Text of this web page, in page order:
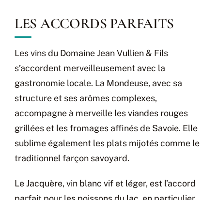
LES ACCORDS PARFAITS
Les vins du Domaine Jean Vullien & Fils
s’accordent merveilleusement avec la
gastronomie locale. La Mondeuse, avec sa
structure et ses arômes complexes,
accompagne à merveille les viandes rouges
grillées et les fromages affinés de Savoie. Elle
sublime également les plats mijotés comme le
traditionnel farçon savoyard.
Le Jacquère, vin blanc vif et léger, est l’accord